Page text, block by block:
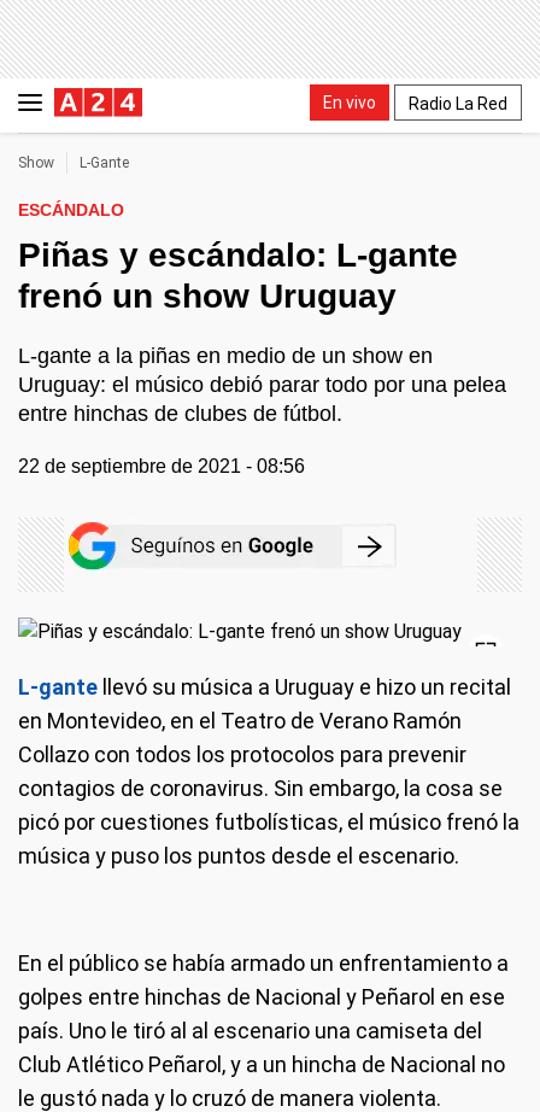
En vivo Radio La Red
Show L-Gante
ESCÁNDALO
Piñas y escándalo: L-gante
frenó un show Uruguay
L-gante a la piñas en medio de un show en
Uruguay: el músico debió parar todo por una pelea
entre hinchas de clubes de fútbol.
22 de septiembre de 2021 - 08:56
L-gante llevó su música a Uruguay e hizo un recital
en Montevideo, en el Teatro de Verano Ramón
Collazo con todos los protocolos para prevenir
contagios de coronavirus. Sin embargo, la cosa se
picó por cuestiones futbolísticas, el músico frenó la
música y puso los puntos desde el escenario.
En el público se había armado un enfrentamiento a
golpes entre hinchas de Nacional y Peñarol en ese
país. Uno le tiró al al escenario una camiseta del
Club Atlético Peñarol, y a un hincha de Nacional no
le gustó nada y lo cruzó de manera violenta.